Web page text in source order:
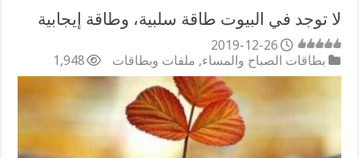
لا توجد في البيوت طاقة سلبية، وطاقة إيجابية
2019-12-26
بطاقات الصباح والمساء, ملفات وبطاقات 1,948